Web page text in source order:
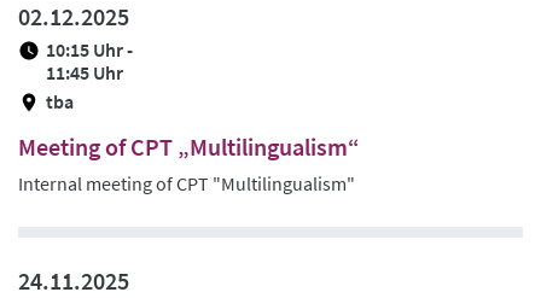
02.12.2025
10:15 Uhr -
11:45 Uhr
tba
Meeting of CPT „Multilingualism“
Internal meeting of CPT "Multilingualism"
24.11.2025